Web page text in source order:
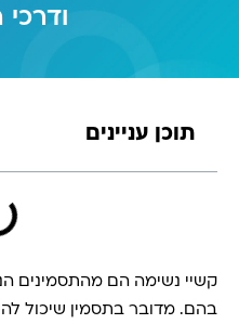
ודרכי
תוכן עניינים
קשיי נשימה הם מהתסמינים
בהם. מדובר בתסמין שיכול